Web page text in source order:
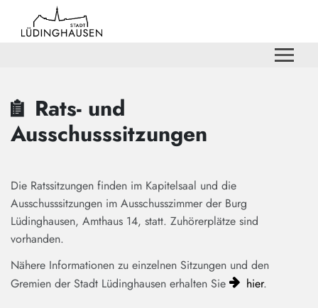
Zum Header
Zum Hauptinhalt
Zum Footer
Zum Hauptinhalt springen
Rats- und
Ausschusssitzungen
Die Ratssitzungen finden im Kapitelsaal und die
Ausschusssitzungen im Ausschusszimmer der Burg
Lüdinghausen, Amthaus 14, statt. Zuhörerplätze sind
vorhanden.
Nähere Informationen zu einzelnen Sitzungen und den
Gremien der Stadt Lüdinghausen erhalten Sie
hier.